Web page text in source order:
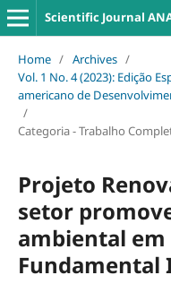
Scientific Journal
Home / Archives /
Vol. 1 No. 4 (2023): Edição
americano de
/
Categoria - Trabalho
Projeto
setor
ambiental em
Fundamental